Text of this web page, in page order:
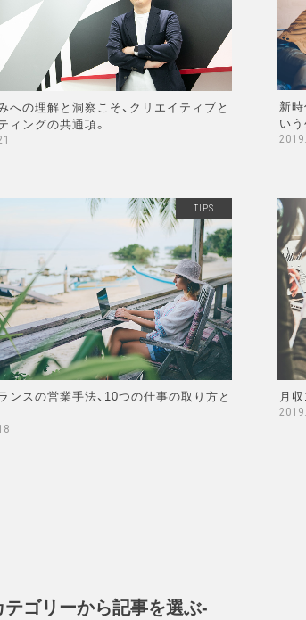
への理解と洞察こそ、クリエイティブと
ィングの共通項。
新
い
TIPS
ンスの営業手法、10つの仕事の取り方と
月
テゴリーから記事を選ぶ-